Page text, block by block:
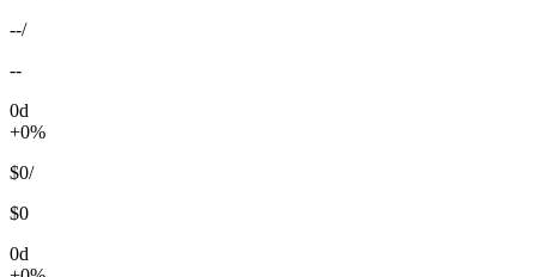
--/
--
0d
+0%
$0/
$0
0d